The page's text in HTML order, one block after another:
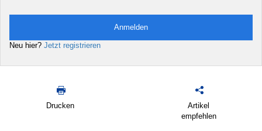
Anmelden
Neu hier? Jetzt registrieren
Drucken
Artikel
empfehlen